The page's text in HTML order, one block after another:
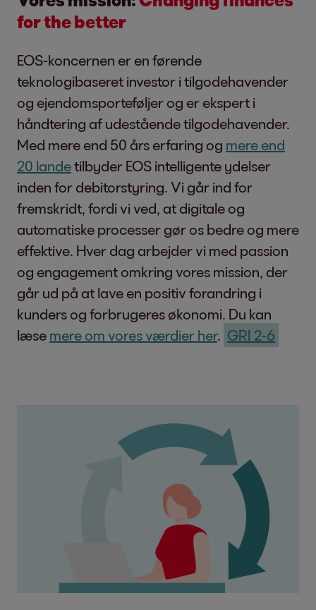
for the better
EOS-koncernen er en førende
teknologibaseret investor i tilgodehavender
og ejendomsporteføljer og er ekspert i
håndtering af udestående tilgodehavender.
Med mere end 50 års erfaring og mere end
20 landetilbyder EOS intelligente ydelser
inden for debitorstyring. Vi går ind for
fremskridt, fordi vi ved, at digitale og
automatiske processer gør os bedre og mere
effektive. Hver dag arbejder vi med passion
og engagement omkring vores mission, der
går ud på at lave en positiv forandring i
kunders og forbrugeres økonomi. Du kan
læse mere om vores værdier her. GRI 2-6